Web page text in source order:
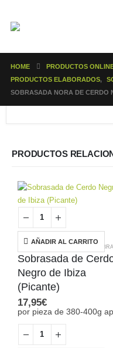
HOME
PRODUCTOS
PRODUCTOS ELABORADOS,
SOBRASADA NORA DE CERDO
PRODUCTOS
AÑADIR AL CARRITO
Sobrasada de
Negro de Ibiza
(Picante)
17,95€
por pieza de 380-400g